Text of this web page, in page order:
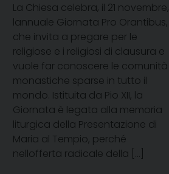
La Chiesa celebra, il 21 novembre,
lannuale Giornata Pro Orantibus,
che invita a pregare per le
religiose e i religiosi di clausura e
vuole far conoscere le comunità
monastiche sparse in tutto il
mondo. Istituita da Pio XII, la
Giornata è legata alla memoria
liturgica della Presentazione di
Maria al Tempio, perché
nellofferta radicale della […]